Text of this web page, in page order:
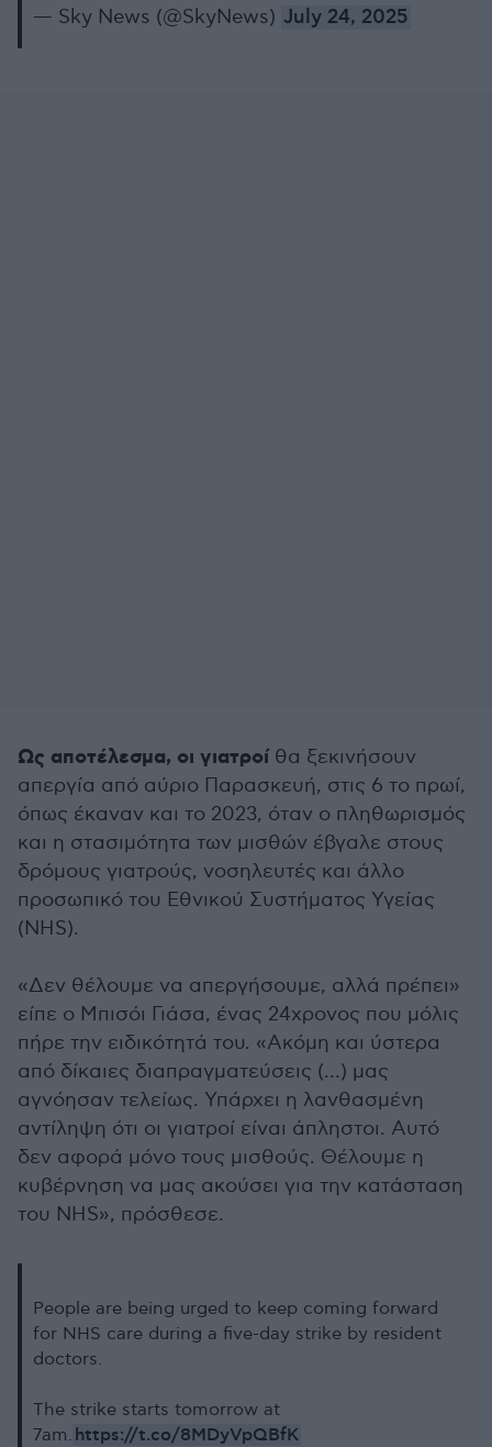
— Sky News (@SkyNews) July 24, 2025
Ως αποτέλεσμα, οι γιατροίθα ξεκινήσουν
απεργία από αύριο Παρασκευή, στις 6 το πρωί,
όπως έκαναν και το 2023, όταν ο πληθωρισμός
και η στασιμότητα των μισθών έβγαλε στους
δρόμους γιατρούς, νοσηλευτές και άλλο
προσωπικό του Εθνικού Συστήματος Υγείας
(NHS).
«Δεν θέλουμε να απεργήσουμε, αλλά πρέπει»
είπε ο Μπισόι Γιάσα, ένας 24χρονος που μόλις
πήρε την ειδικότητά του. «Ακόμη και ύστερα
από δίκαιες διαπραγματεύσεις (…) μας
αγνόησαν τελείως. Υπάρχει η λανθασμένη
αντίληψη ότι οι γιατροί είναι άπληστοι. Αυτό
δεν αφορά μόνο τους μισθούς. Θέλουμε η
κυβέρνηση να μας ακούσει για την κατάσταση
του NHS», πρόσθεσε.
People are being urged to keep coming forward
for NHS care during a five-day strike by resident
doctors.
The strike starts tomorrow at
7am. https://t.co/8MDyVpQBfK